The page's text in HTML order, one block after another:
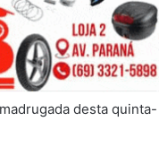
desta quinta-